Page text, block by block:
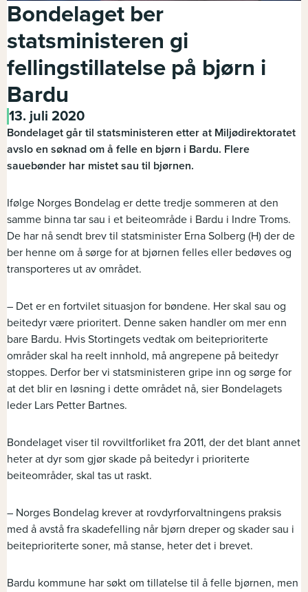
Bondelaget ber
statsministeren gi
fellingstillatelse på bjørn i
Bardu
13. juli 2020
Bondelaget går til statsministeren etter at Miljødirektoratet
avslo en søknad om å felle en bjørn i Bardu. Flere
sauebønder har mistet sau til bjørnen.
Ifølge Norges Bondelag er dette tredje sommeren at den
samme binna tar sau i et beiteområde i Bardu i Indre Troms.
De har nå sendt brev til statsminister Erna Solberg (H) der de
ber henne om å sørge for at bjørnen felles eller bedøves og
transporteres ut av området.
– Det er en fortvilet situasjon for bøndene. Her skal sau og
beitedyr være prioritert. Denne saken handler om mer enn
bare Bardu. Hvis Stortingets vedtak om beiteprioriterte
områder skal ha reelt innhold, må angrepene på beitedyr
stoppes. Derfor ber vi statsministeren gripe inn og sørge for
at det blir en løsning i dette området nå, sier Bondelagets
leder Lars Petter Bartnes.
Bondelaget viser til rovviltforliket fra 2011, der det blant annet
heter at dyr som gjør skade på beitedyr i prioriterte
beiteområder, skal tas ut raskt.
– Norges Bondelag krever at rovdyrforvaltningens praksis
med å avstå fra skadefelling når bjørn dreper og skader sau i
beiteprioriterte soner, må stanse, heter det i brevet.
Bardu kommune har søkt om tillatelse til å felle bjørnen, men